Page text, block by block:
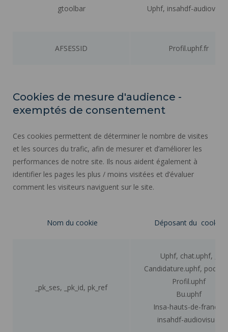
gtoolbar Uphf, insahdf-
AFSESSID Profil.uphf.fr
Cookies de mesure d'audience -
exemptés de consentement
Ces cookies permettent de déterminer le nombre de visites
et les sources du trafic, afin de mesurer et d’améliorer les
performances de notre site. Ils nous aident également à
identifier les pages les plus / moins visitées et d’évaluer
comment les visiteurs naviguent sur le site.
Nom du cookie Déposant du cookie
_pk_ses, _pk_id, pk_ref
Uphf, chat.uphf, ,
Candidature.uphf,
Profil.uphf
Bu.uphf
Insa-hauts-de-france,
insahdf-audiovisuel